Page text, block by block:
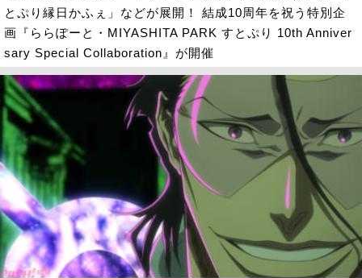
とぷり縁日かふぇ」などが展開！ 結成10周年を祝う特別企
画『ららぽーと・MIYASHITA PARK すとぷり 10th Anniver
sary Special Collaboration』が開催